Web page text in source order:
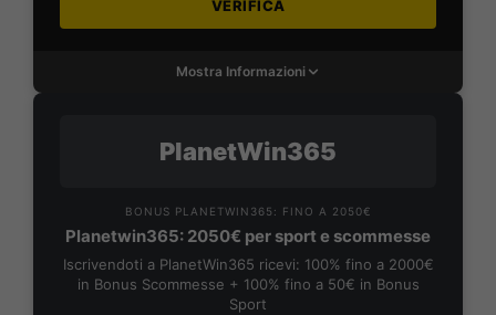
VERIFICA
Mostra Informazioni
PlanetWin365
BONUS PLANETWIN365: FINO A 2050€
Planetwin365: 2050€ per sport e scommesse
Iscrivendoti a PlanetWin365 ricevi: 100% fino a 2000€
in Bonus Scommesse + 100% fino a 50€ in Bonus
Sport